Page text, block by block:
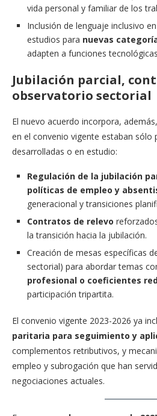
vida personal y familiar de los
Inclusión de lenguaje inclusivo
estudios para nuevas
adapten a funciones
Jubilación parcial,
observatorio sectorial
El nuevo acuerdo incorpora,
en el convenio vigente estaban sólo
desarrolladas o en estudio:
Regulación de la jubilación
políticas de empleo y
generacional y transiciones
Contratos de relevo
la transición hacia la jubilación.
Creación de mesas específicas
sectorial) para abordar temas
profesional o coeficientes
participación tripartita.
El convenio vigente 2023-2026 ya
paritaria para seguimiento y
complementos retributivos, y
empleo y subrogación que han
negociaciones actuales.